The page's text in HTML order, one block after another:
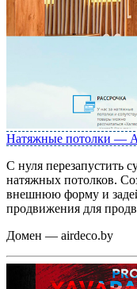
Натяжные потолки —
С нуля
натяжных потолков.
внешнюю форму и
продвижения для
Домен — airdeco.by